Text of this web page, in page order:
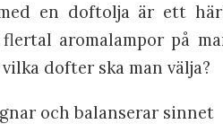
med en doftolja är ett
aromalampor på
dofter ska man välja?
och balanserar sinnet